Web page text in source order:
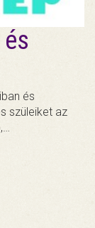
és
szüleiket az